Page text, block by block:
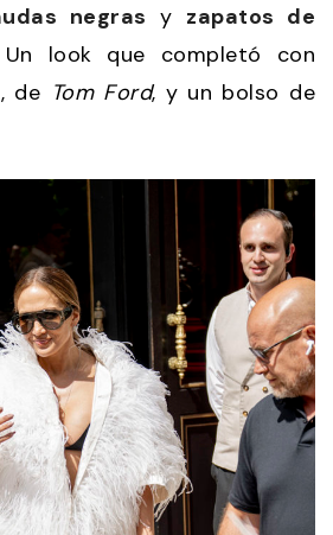
negras y zapatos de
look que completó con
de Tom Ford, y un bolso de